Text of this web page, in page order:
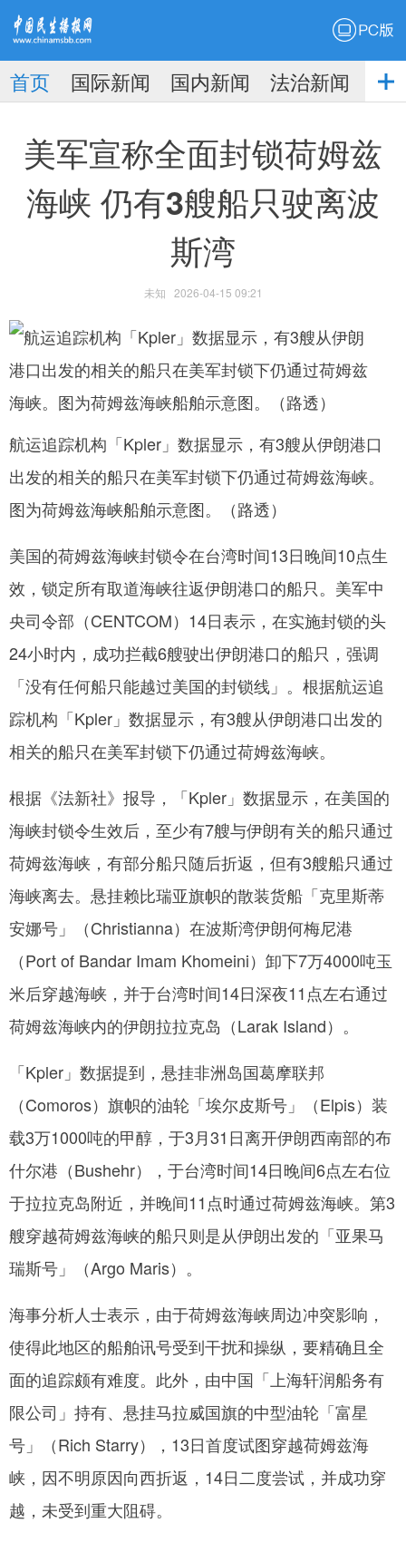
播
网
首页 国际新闻 国内新闻 法治新闻
社
美军宣称全面封锁荷姆兹
海峡 仍有3艘船只驶离波
斯湾
未知 2026-04-15 09:21
航运追踪机构「Kpler」数据显示，有3艘从伊朗港口
出发的相关的船只在美军封锁下仍通过荷姆兹海峡。
图为荷姆兹海峡船舶示意图。（路透）
美国的荷姆兹海峡封锁令在台湾时间13日晚间10点生
效，锁定所有取道海峡往返伊朗港口的船只。美军中
央司令部（CENTCOM）14日表示，在实施封锁的头
24小时内，成功拦截6艘驶出伊朗港口的船只，强调
「没有任何船只能越过美国的封锁线」。根据航运追
踪机构「Kpler」数据显示，有3艘从伊朗港口出发的
相关的船只在美军封锁下仍通过荷姆兹海峡。
根据《法新社》报导，「Kpler」数据显示，在美国的
海峡封锁令生效后，至少有7艘与伊朗有关的船只通过
荷姆兹海峡，有部分船只随后折返，但有3艘船只通过
海峡离去。悬挂赖比瑞亚旗帜的散装货船「克里斯蒂
安娜号」（Christianna）在波斯湾伊朗何梅尼港
（Port of Bandar Imam Khomeini）卸下7万4000吨玉
米后穿越海峡，并于台湾时间14日深夜11点左右通过
荷姆兹海峡内的伊朗拉拉克岛（Larak Island）。
「Kpler」数据提到，悬挂非洲岛国葛摩联邦
（Comoros）旗帜的油轮「埃尔皮斯号」（Elpis）装
载3万1000吨的甲醇，于3月31日离开伊朗西南部的布
什尔港（Bushehr），于台湾时间14日晚间6点左右位
于拉拉克岛附近，并晚间11点时通过荷姆兹海峡。第3
艘穿越荷姆兹海峡的船只则是从伊朗出发的「亚果马
瑞斯号」（Argo Maris）。
海事分析人士表示，由于荷姆兹海峡周边冲突影响，
使得此地区的船舶讯号受到干扰和操纵，要精确且全
面的追踪颇有难度。此外，由中国「上海轩润船务有
限公司」持有、悬挂马拉威国旗的中型油轮「富星
号」（Rich Starry），13日首度试图穿越荷姆兹海
峡，因不明原因向西折返，14日二度尝试，并成功穿
越，未受到重大阻碍。